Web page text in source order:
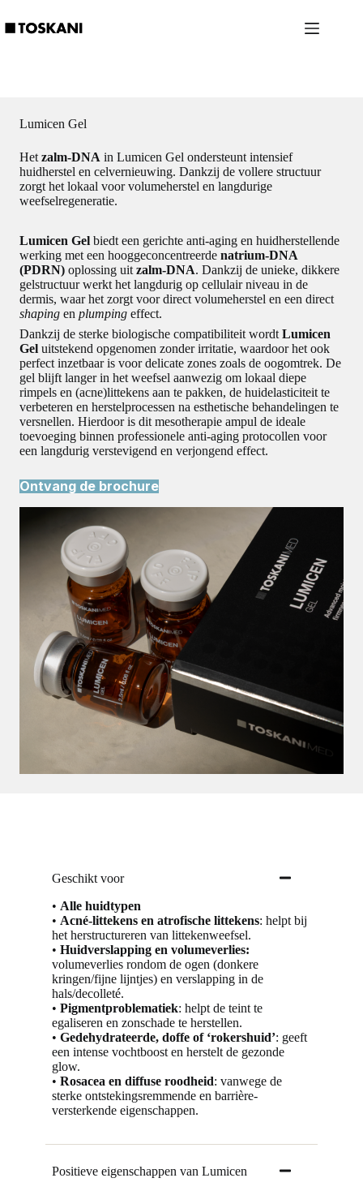
naar
de
Lumicen Gel
Het zalm-DNA in Lumicen Gel ondersteunt intensief
huidherstel en celvernieuwing. Dankzij de vollere structuur
zorgt het lokaal voor volumeherstel en langdurige
weefselregeneratie.
Lumicen Gel biedt een gerichte anti-aging en huidherstellende
werking met een hooggeconcentreerde natrium-DNA
(PDRN) oplossing uit zalm-DNA. Dankzij de unieke, dikkere
gelstructuur werkt het langdurig op cellulair niveau in de
dermis, waar het zorgt voor direct volumeherstel en een direct
shaping en plumping effect.
Dankzij de sterke biologische compatibiliteit wordt Lumicen
Gel uitstekend opgenomen zonder irritatie, waardoor het ook
perfect inzetbaar is voor delicate zones zoals de oogomtrek. De
gel blijft langer in het weefsel aanwezig om lokaal diepe
rimpels en (acne)littekens aan te pakken, de huidelasticiteit te
verbeteren en herstelprocessen na esthetische behandelingen te
versnellen. Hierdoor is dit mesotherapie ampul de ideale
toevoeging binnen professionele anti-aging protocollen voor
een langdurig verstevigend en verjongend effect.
Ontvang de brochure
Geschikt voor
• Alle huidtypen
• Acné-littekens en atrofische littekens: helpt bij
het herstructureren van littekenweefsel.
• Huidverslapping en volumeverlies:
volumeverlies rondom de ogen (donkere
kringen/fijne lijntjes) en verslapping in de
hals/decolleté.
• Pigmentproblematiek: helpt de teint te
egaliseren en zonschade te herstellen.
• Gedehydrateerde, doffe of ‘rokershuid’: geeft
een intense vochtboost en herstelt de gezonde
glow.
• Rosacea en diffuse roodheid: vanwege de
sterke ontstekingsremmende en barrière-
versterkende eigenschappen.
Positieve eigenschappen van Lumicen